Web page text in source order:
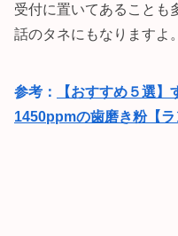
受付に置いてあることも
話のタネにもなりますよ。
参考：
【おすすめ５選
1450ppmの歯磨き粉【ラ